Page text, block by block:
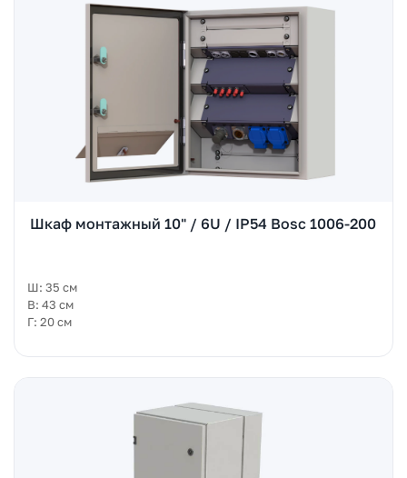
Шкаф монтажный 10" / 6U / IP54 Bosc 1006-200
Ш: 35 см
В: 43 см
Г: 20 см